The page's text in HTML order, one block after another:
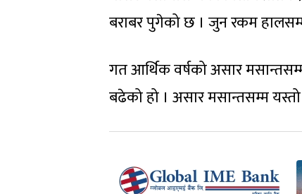
बराबर पुगेको छ । जुन रकम
गत आर्थिक वर्षको असार
बढेको हो । असार मसान्तसम्म